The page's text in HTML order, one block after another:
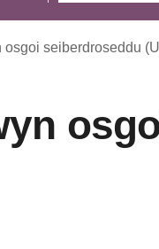
seiberdroseddu